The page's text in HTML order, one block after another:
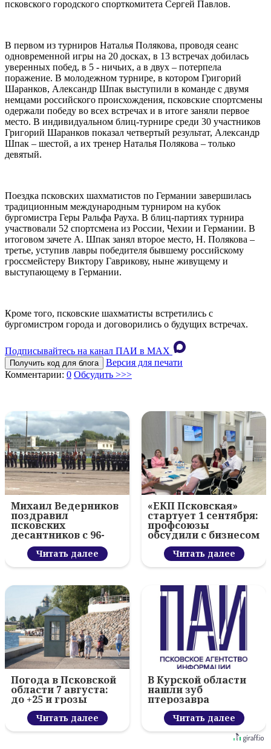
псковского городского спорткомитета Сергей Павлов.
В первом из турниров Наталья Полякова, проводя сеанс
одновременной игры на 20 досках, в 13 встречах добилась
уверенных побед, в 5 - ничьих, а в двух – потерпела
поражение. В молодежном турнире, в котором Григорий
Шаранков, Александр Шпак выступили в команде с двумя
немцами российского происхождения, псковские спортсмены
одержали победу во всех встречах и в итоге заняли первое
место. В индивидуальном блиц-турнире среди 30 участников
Григорий Шаранков показал четвертый результат, Александр
Шпак – шестой, а их тренер Наталья Полякова – только
девятый.
Поездка псковских шахматистов по Германии завершилась
традиционным международным турниром на кубок
бургомистра Геры Ральфа Рауха. В блиц-партиях турнира
участвовали 52 спортсмена из России, Чехии и Германии. В
итоговом зачете А. Шпак занял второе место, Н. Полякова –
третье, уступив лавры победителя бывшему российскому
гроссмейстеру Виктору Гаврикову, ныне живущему и
выступающему в Германии.
Кроме того, псковские шахматисты встретились с
бургомистром города и договорились о будущих встречах.
Подписывайтесь на канал ПАИ в MAХ
Получить код для блога
Версия для печати
Комментарии: 0 Обсудить >>>
Михаил Ведерников
поздравил
псковских
десантников с 96-
летием ВДВ и
вручил награды
Читать далее
«ЕКП Псковская»
стартует 1 сентября:
профсоюзы
обсудили с бизнесом
новый цифровой
проектЧитать далее
Погода в Псковской
области 7 августа:
до +25 и грозы
Читать далее
В Курской области
нашли зуб
птерозавра
Читать далее